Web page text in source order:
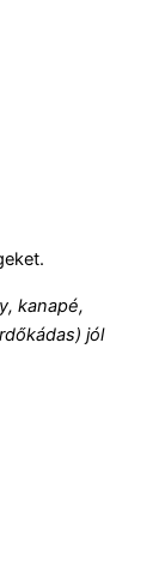
kanapé,
jól